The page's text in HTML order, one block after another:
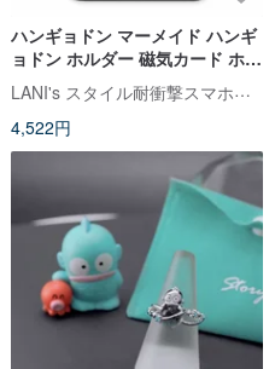
ハンギョドン マーメイド ハンギ
ョドン ホルダー 磁気カード ホル
ダー ブラック カーフスキン 携帯
電話 ホルダー
LANI's スタイル耐衝撃スマホケース
4,522円